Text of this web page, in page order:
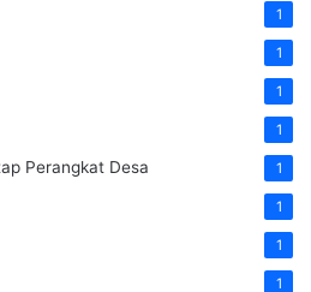
1
1
1
1
Perangkat Desa 1
1
1
1